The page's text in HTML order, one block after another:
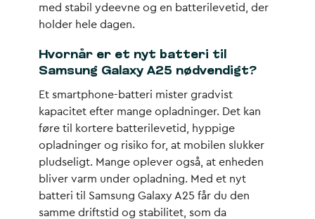
med stabil ydeevne og en batterilevetid, der
holder hele dagen.
Hvornår er et nyt batteri til
Samsung Galaxy A25 nødvendigt?
Et smartphone-batteri mister gradvist
kapacitet efter mange opladninger. Det kan
føre til kortere batterilevetid, hyppige
opladninger og risiko for, at mobilen slukker
pludseligt. Mange oplever også, at enheden
bliver varm under opladning. Med et nyt
batteri til Samsung Galaxy A25 får du den
samme driftstid og stabilitet, som da